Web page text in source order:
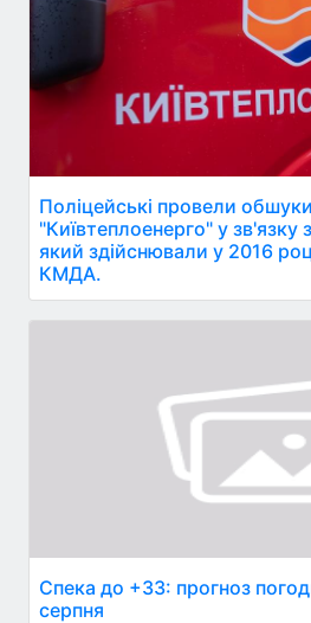
Поліцейські провели
"Київтеплоенерго" у
який здійснювали у 2016
КМДА.
Спека до +33: прогноз
серпня